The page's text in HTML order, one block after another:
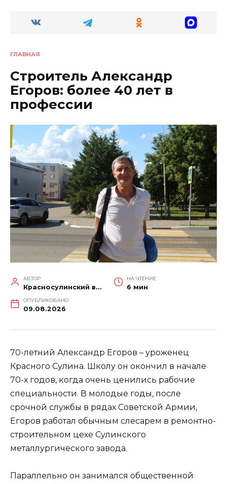
ГЛАВНАЯ
Строитель Александр
Егоров: более 40 лет в
профессии
АВТОР
Красносулинский вестник
НА ЧТЕНИЕ
6 мин
ОПУБЛИКОВАНО
09.08.2026
70-летний Александр Егоров – уроженец
Красного Сулина. Школу он окончил в начале
70-х годов, когда очень ценились рабочие
специальности. В молодые годы, после
срочной службы в рядах Советской Армии,
Егоров работал обычным слесарем в ремонтно-
строительном цехе Сулинского
металлургического завода.
Параллельно он занимался общественной